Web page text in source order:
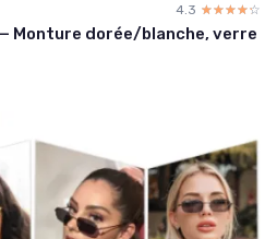
4.3 ☆☆☆☆☆
★★★★★
Monture dorée/blanche, verre